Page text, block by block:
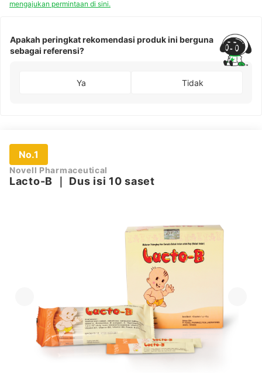
mengajukan permintaan di sini.
Apakah peringkat rekomendasi produk ini berguna
sebagai referensi?
Ya Tidak
No.1
Novell Pharmaceutical
Lacto-B Dus isi 10 saset